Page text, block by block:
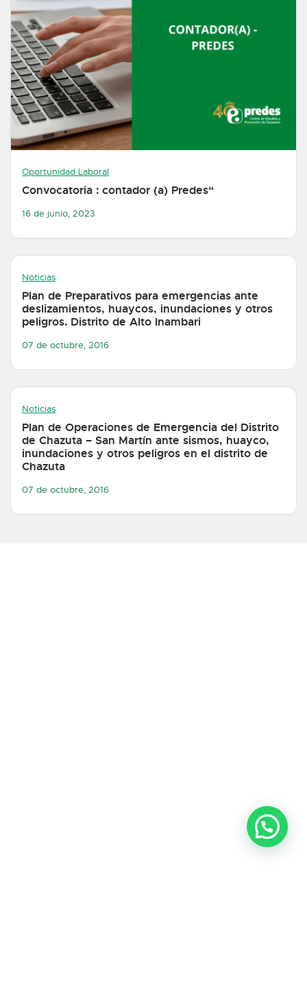
Oportunidad Laboral
Convocatoria : contador (a) Predes“
16 de junio, 2023
Noticias
Plan de Preparativos para emergencias ante
deslizamientos, huaycos, inundaciones y otros
peligros. Distrito de Alto Inambari
07 de octubre, 2016
Noticias
Plan de Operaciones de Emergencia del Distrito
de Chazuta – San Martín ante sismos, huayco,
inundaciones y otros peligros en el distrito de
Chazuta
07 de octubre, 2016